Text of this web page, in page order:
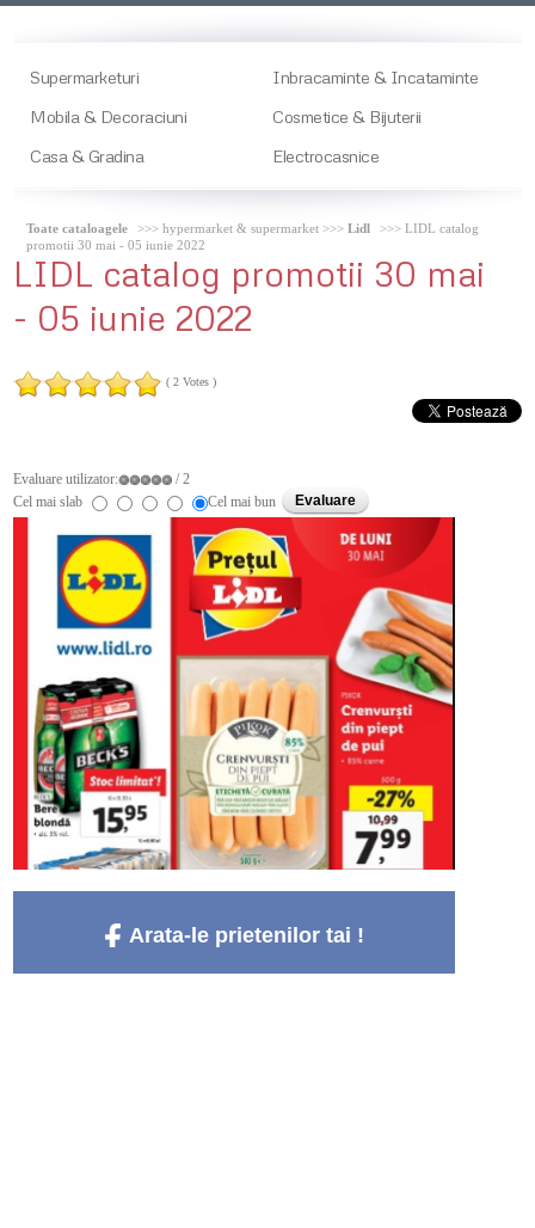
Supermarketuri
Inbracaminte & Incataminte
Mobila & Decoraciuni
Cosmetice & Bijuterii
Casa & Gradina
Electrocasnice
Toate cataloagele >>> hypermarket & supermarket >>>Lidl
>>> LIDL catalog
promotii 30 mai - 05 iunie 2022
LIDL catalog promotii 30 mai
- 05 iunie 2022
( 2 Votes )
Evaluare utilizator:
/ 2
Cel mai slab
Cel mai bun
Arata-le prietenilor tai !